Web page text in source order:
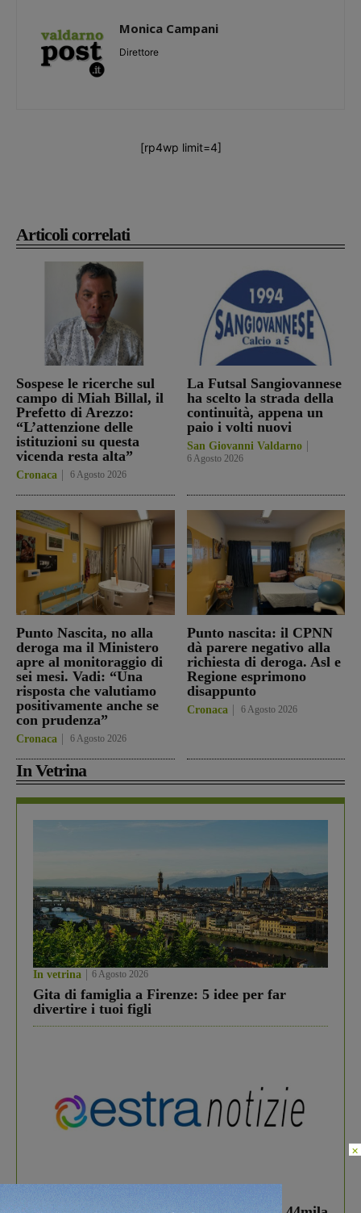
Articoli correlati
Sospese le ricerche sul
campo di Miah Billal, il
Prefetto di Arezzo:
“L’attenzione delle
istituzioni su questa
vicenda resta alta”
Cronaca 6 Agosto 2026
La Futsal Sangiovannese
ha scelto la strada della
continuità, appena un
paio i volti nuovi
San Giovanni Valdarno
6 Agosto 2026
Punto Nascita, no alla
deroga ma il Ministero
apre al monitoraggio di
sei mesi. Vadi: “Una
risposta che valutiamo
positivamente anche se
con prudenza”
Cronaca 6 Agosto 2026
Punto nascita: il CPNN
dà parere negativo alla
richiesta di deroga. Asl e
Regione esprimono
disappunto
Cronaca 6 Agosto 2026
In Vetrina
In vetrina 6 Agosto 2026
Gita di famiglia a Firenze: 5 idee per far
divertire i tuoi figli
Monica Campani
Direttore
[rp4wp limit=4]
×